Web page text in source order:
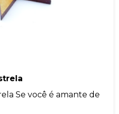
Se você é amante de